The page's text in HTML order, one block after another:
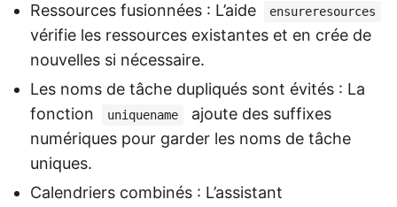
Ressources fusionnées : L’aide
ensureresources
vérifie les ressources existantes et en crée de
nouvelles si nécessaire.
Les noms de tâche dupliqués sont évités : La
fonction
uniquename
ajoute des suffixes
numériques pour garder les noms de tâche
uniques.
Calendriers combinés : L’assistant